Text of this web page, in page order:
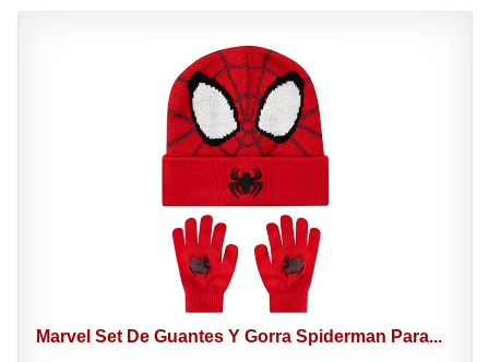
Marvel Set De Guantes Y Gorra Spiderman Para...